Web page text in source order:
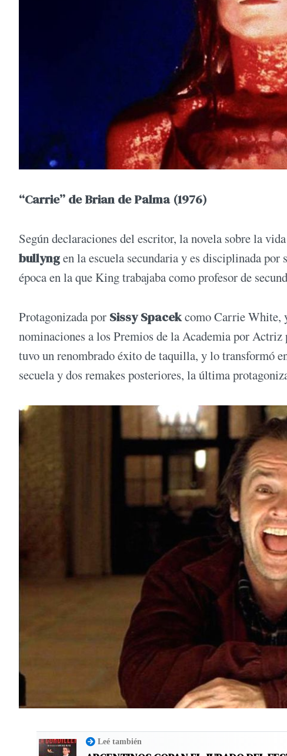
“Carrie” de Brian de Palma (1976)
Según declaraciones del escritor, la novela sobre la
bullyngen la escuela secundaria y es disciplinada
época en la que King trabajaba como profesor de
Protagonizada por Sissy Spacekcomo Carrie White,
nominaciones a los Premios de la Academia por
tuvo un renombrado éxito de taquilla, y lo transformó
secuela y dos remakes posteriores, la última
Leé también